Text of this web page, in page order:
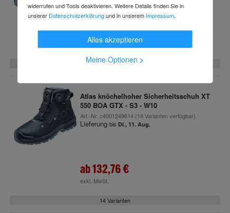
ab71,42 €
exkl. MwSt.
10 Varianten
Atlas knöchelhoher Sicherheitsschuh XT
550 BOA GTX - S3 - W10
Art.-Nr. c4001249614(14 Varianten verfügbar)
Lieferung bis Di., 11. Aug.
ab132,76 €
exkl. MwSt.
14 Varianten
widerrufen und Tools deaktivieren. Weitere Details finden Sie in
unserer Datenschutzerklärungund in unserem Impressum.
Alles akzeptieren
Meine Optionen >